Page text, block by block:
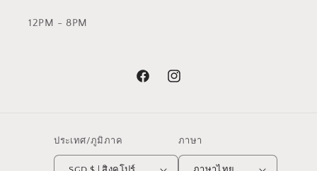
12PM - 8PM
FacebookInstagram
ประเทศ/ภูมิภาค ภาษา